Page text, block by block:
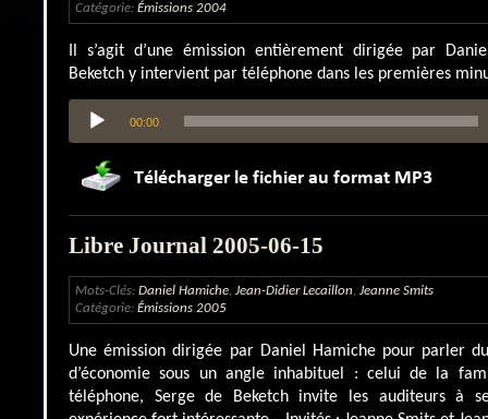
Catégorie: Émissions 2004
Il s’agit d’une émission entièrement dirigée par
Beketch y intervient par téléphone dans les premières
audio
00:00
Libre Journal 2005-06-15
Mots-Clés: Daniel Hamiche, Jean-Didier Lecaillon, Jeanne Smits
Catégorie: Émissions 2005
Une émission dirigée par Daniel Hamiche pour parler
d’économie sous un angle inhabituel : celui de la
téléphone, Serge de Beketch invite les auditeurs à